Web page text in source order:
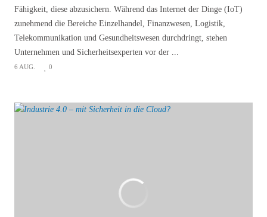
Fähigkeit, diese abzusichern. Während das Internet der Dinge (IoT)
zunehmend die Bereiche Einzelhandel, Finanzwesen, Logistik,
Telekommunikation und Gesundheitswesen durchdringt, stehen
Unternehmen und Sicherheitsexperten vor der ...
6 AUG. 0